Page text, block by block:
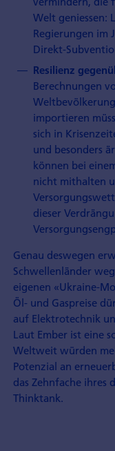
Welt geniessen:
Regierungen im
Direkt-
Resilienz
Berechnungen
importieren
sich in
und besonders
können bei
nicht mithalten
dieser
Genau deswegen
Schwellenländer
eigenen «Ukraine-
Öl- und Gaspreise
auf Elektrotechnik
Laut Ember ist eine
Weltweit würden
Potenzial an
das Zehnfache ihres
Thinktank.